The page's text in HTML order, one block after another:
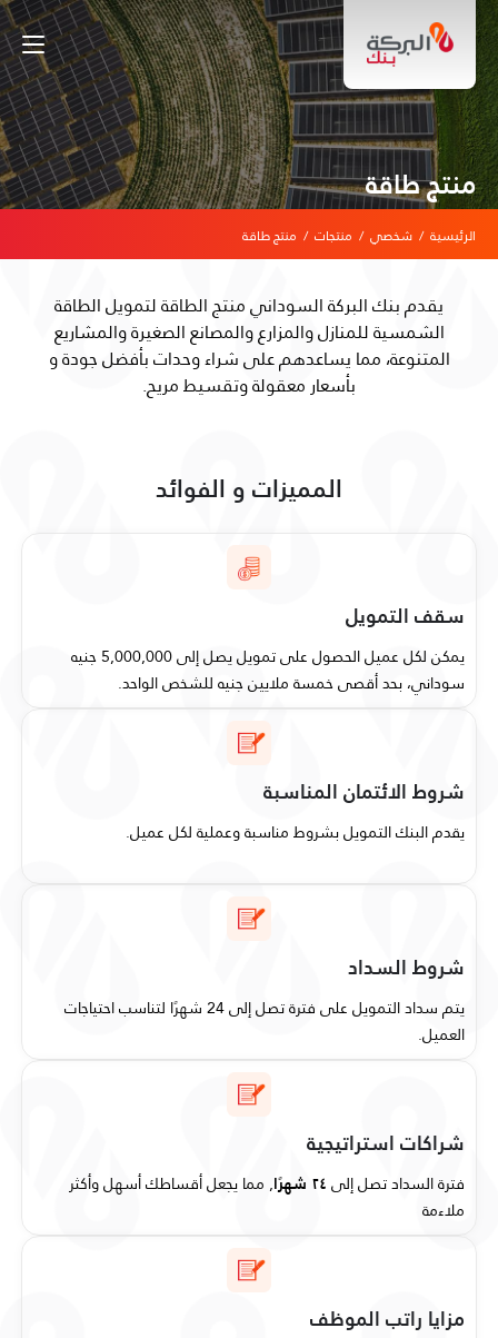
منتج طاقة
الرئيسية / شخصي / منتجات / منتج طاقة
يقدم بنك البركة السوداني منتج الطاقة لتمويل الطاقة
الشمسية للمنازل والمزارع والمصانع الصغيرة والمشاريع
المتنوعة، مما يساعدهم على شراء وحدات بأفضل جودة و
بأسعار معقولة وتقسيط مريح.
المميزات و الفوائد
سقف التمويل
يمكن لكل عميل الحصول على تمويل يصل إلى 5,000,000 جنيه
سوداني، بحد أقصى خمسة ملايين جنيه للشخص الواحد.
شروط الائتمان المناسبة
يقدم البنك التمويل بشروط مناسبة وعملية لكل عميل.
شروط السداد
يتم سداد التمويل على فترة تصل إلى 24 شهرًا لتناسب احتياجات
العميل.
شراكات استراتيجية
فترة السداد تصل إلى٢٤ شهرًا
, مما يجعل أقساطك أسهل وأكثر
ملاءمة
مزايا راتب الموظف